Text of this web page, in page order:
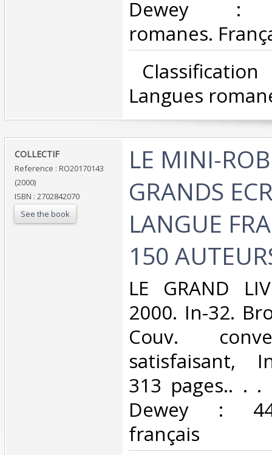
Dewey :
romanes.
Langues
‎COLLECTIF‎
Reference : RO20170143
(2000)
ISBN : 2702842070
See the book
‎LE MINI-
GRANDS
LANGUE
150
‎LE GRAND
2000. In-32.
Couv.
satisfaisant,
313 pages.. . .
Dewey :
français‎